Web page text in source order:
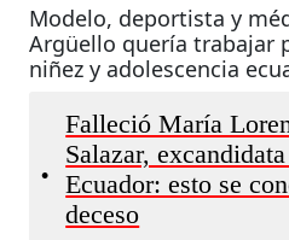
Modelo, deportista y
Argüello quería trabajar
niñez y adolescencia
•
Falleció María
Salazar,
Ecuador: esto se
deceso